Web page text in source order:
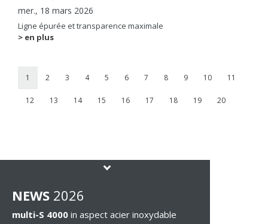
mer., 18 mars 2026
Ligne épurée et transparence maximale
> en plus
1 2 3 4 5 6 7 8 9 10 11
12 13 14 15 16 17 18 19 20
NEWS 2026
multi-S 4000 in aspect acier inoxydable